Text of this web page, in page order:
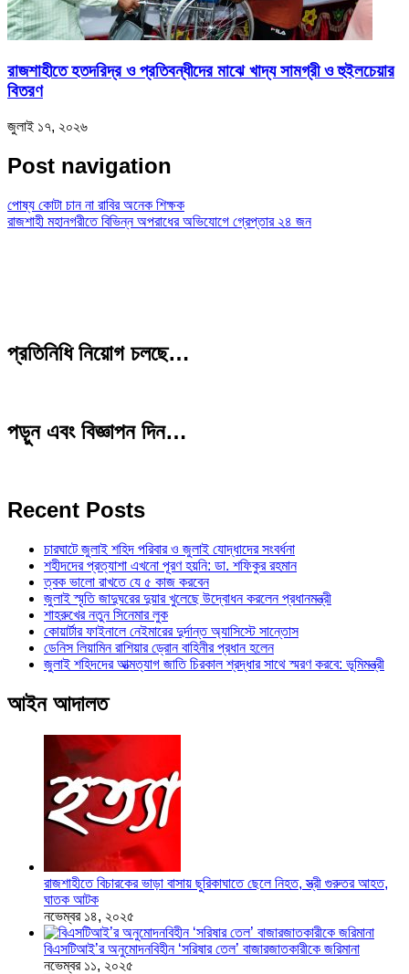
রাজশাহীতে হতদরিদ্র ও প্রতিবন্ধীদের মাঝে খাদ্য সামগ্রী ও হুইলচেয়ার
বিতরণ
জুলাই ১৭, ২০২৬
Post navigation
পোষ্য কোটা চান না রাবির অনেক শিক্ষক
রাজশাহী মহানগরীতে বিভিন্ন অপরাধের অভিযোগে গ্রেপ্তার ২৪ জন
প্রতিনিধি নিয়োগ চলছে…
পড়ুন এবং বিজ্ঞাপন দিন…
Recent Posts
চারঘাটে জুলাই শহিদ পরিবার ও জুলাই যোদ্ধাদের সংবর্ধনা
শহীদদের প্রত্যাশা এখনো পূরণ হয়নি: ডা. শফিকুর রহমান
ত্বক ভালো রাখতে যে ৫ কাজ করবেন
জুলাই স্মৃতি জাদুঘরের দুয়ার খুলেছে উদ্বোধন করলেন প্রধানমন্ত্রী
শাহরুখের নতুন সিনেমার লুক
কোয়ার্টার ফাইনালে নেইমারের দুর্দান্ত অ্যাসিস্টে সান্তোস
ডেনিস লিয়ামিন রাশিয়ার ড্রোন বাহিনীর প্রধান হলেন
জুলাই শহিদদের আত্মত্যাগ জাতি চিরকাল শ্রদ্ধার সাথে স্মরণ করবে: ভূমিমন্ত্রী
আইন আদালত
রাজশাহীতে বিচারকের ভাড়া বাসায় ছুরিকাঘাতে ছেলে নিহত, স্ত্রী গুরুতর আহত,
ঘাতক আটক
নভেম্বর ১৪, ২০২৫
বিএসটিআই’র অনুমোদনবিহীন ‘সরিষার তেল’ বাজারজাতকারীকে জরিমানা
নভেম্বর ১১, ২০২৫